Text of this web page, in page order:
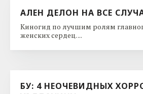
АЛЕН ДЕЛОН НА ВСЕ
Киногид по лучшим ролям
женских сердец. ...
БУ: 4 НЕОЧЕВИДНЫХ